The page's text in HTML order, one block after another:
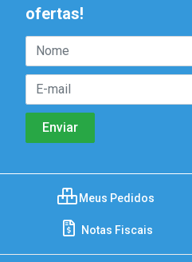
ofertas!
Meus Pedidos
Notas Fiscais